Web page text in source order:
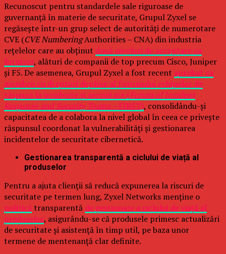
Recunoscut pentru standardele sale riguroase de
guvernanță în materie de securitate, Grupul Zyxel se
regăsește într-un grup select de autorități de numerotare
CVE (CVE NumberingAuthorities – CNA) din industria
rețelelor care au obținut două niveluri de acceptare ca
furnizor, alături de companii de top precum Cisco, Juniper
și F5. De asemenea, Grupul Zyxel a fost recent aprobat ca
membru cu drepturi depline al Forumului echipelor de
răspuns la incidente și securitate (Forum of Incident
Response and Security Teams –FIRST), consolidându-și
capacitatea de a colabora la nivel global în ceea ce privește
răspunsul coordonat la vulnerabilități și gestionarea
incidentelor de securitate cibernetică.
Gestionarea transparentă a ciclului de viață al
produselor
Pentru a ajuta clienții să reducă expunerea la riscuri de
securitate pe termen lung, Zyxel Networks menține o
politică transparentă de gestionare a ciclului de viață al
produselor, asigurându-se că produsele primesc actualizări
de securitate și asistență în timp util, pe baza unor
termene de mentenanță clar definite.